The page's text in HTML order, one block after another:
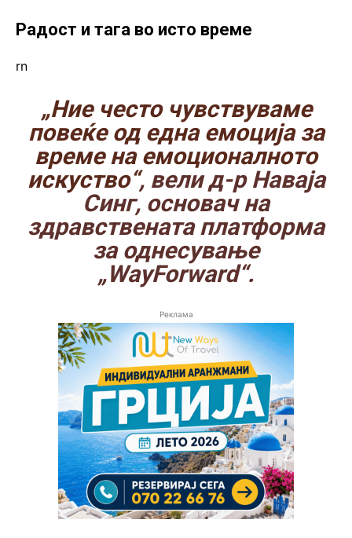
Радост и тага во исто време
rn
„Ние често чувствуваме
повеќе од една емоција за
време на емоционалното
искуство“, вели д-р Наваја
Синг, основач на
здравствената платформа
за однесување
„WayForward“.
Реклама